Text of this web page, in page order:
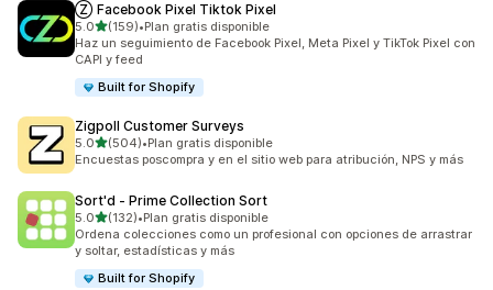
Ⓩ Facebook Pixel Tiktok Pixel
5.0de 5 estrellas
(159)
159 reseñas en total
•Plan gratis disponible
Haz un seguimiento de Facebook Pixel, Meta Pixel y TikTok Pixel con
CAPI y feed
Built for Shopify
Zigpoll Customer Surveys
5.0de 5 estrellas
(504)
504 reseñas en total
•Plan gratis disponible
Encuestas poscompra y en el sitio web para atribución, NPS y más
Sort'd ‑ Prime Collection Sort
5.0de 5 estrellas
(132)
132 reseñas en total
•Plan gratis disponible
Ordena colecciones como un profesional con opciones de arrastrar
y soltar, estadísticas y más
Built for Shopify